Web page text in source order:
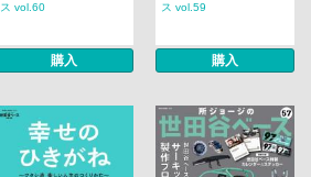
ス vol.60
購入
ス vol.59
購入